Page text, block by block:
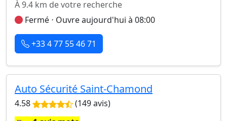
À 9.4 km de votre recherche
Fermé ⋅ Ouvre aujourd'hui à 08:00
+33 4 77 55 46 71
Auto Sécurité Saint-Chamond
4.58 (149 avis)